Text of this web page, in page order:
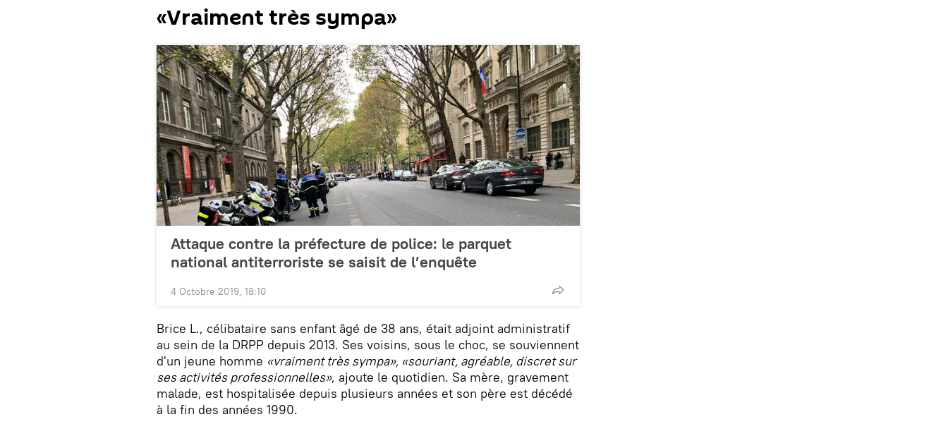
«Vraiment très sympa»
Attaque contre la préfecture de police: le parquet
national antiterroriste se saisit de l’enquête
4 Octobre 2019, 18:10
Brice L., célibataire sans enfant âgé de 38 ans, était adjoint administratif
au sein de la DRPP depuis 2013. Ses voisins, sous le choc, se souviennent
d'un jeune homme «vraiment très sympa», «souriant, agréable, discret sur
ses activités professionnelles», ajoute le quotidien. Sa mère, gravement
malade, est hospitalisée depuis plusieurs années et son père est décédé
à la fin des années 1990.